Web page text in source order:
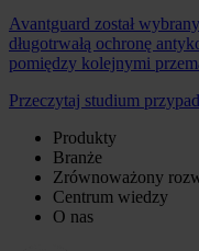
Avantguard został
długotrwałą ochronę
pomiędzy kolejnymi
Przeczytaj studium
Produkty
Branże
Zrównoważony
Centrum wiedzy
O nas